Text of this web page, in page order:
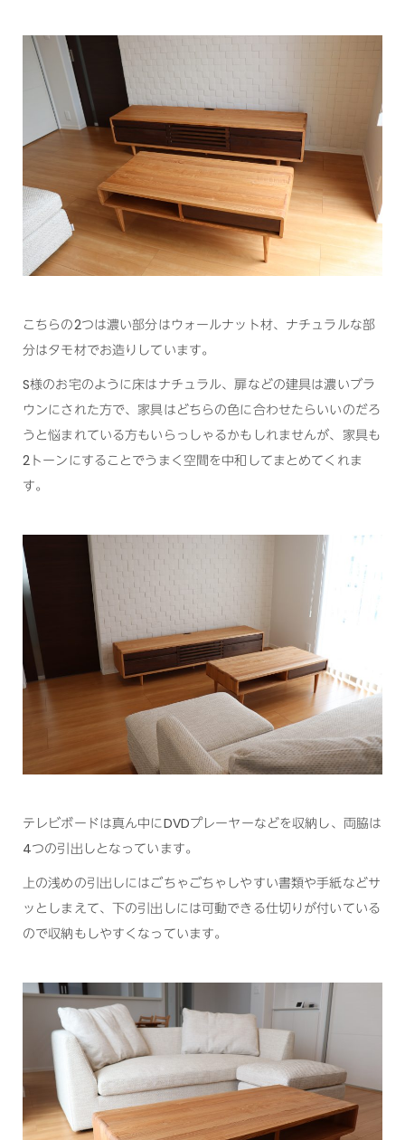
こちらの2つは濃い部分はウォールナット材、ナチュラルな部
分はタモ材でお造りしています。
S様のお宅のように床はナチュラル、扉などの建具は濃いブラ
ウンにされた方で、家具はどちらの色に合わせたらいいのだろ
うと悩まれている方もいらっしゃるかもしれませんが、家具も
2トーンにすることでうまく空間を中和してまとめてくれま
す。
テレビボードは真ん中にDVDプレーヤーなどを収納し、両脇は
4つの引出しとなっています。
上の浅めの引出しにはごちゃごちゃしやすい書類や手紙などサ
ッとしまえて、下の引出しには可動できる仕切りが付いている
ので収納もしやすくなっています。